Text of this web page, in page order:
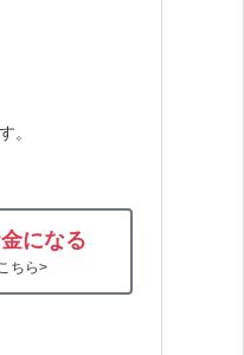
。
になる
ちら>